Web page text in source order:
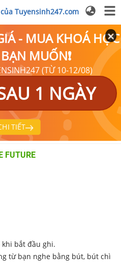
Tuyensinh247.com
- MUA KHOÁ HỌC
MUỐN❗
(TỪ 10-12/08)
1 NGÀY
TIẾT
FUTURE
bắt đầu ghi.
từ bạn nghe bằng bút, bút chì